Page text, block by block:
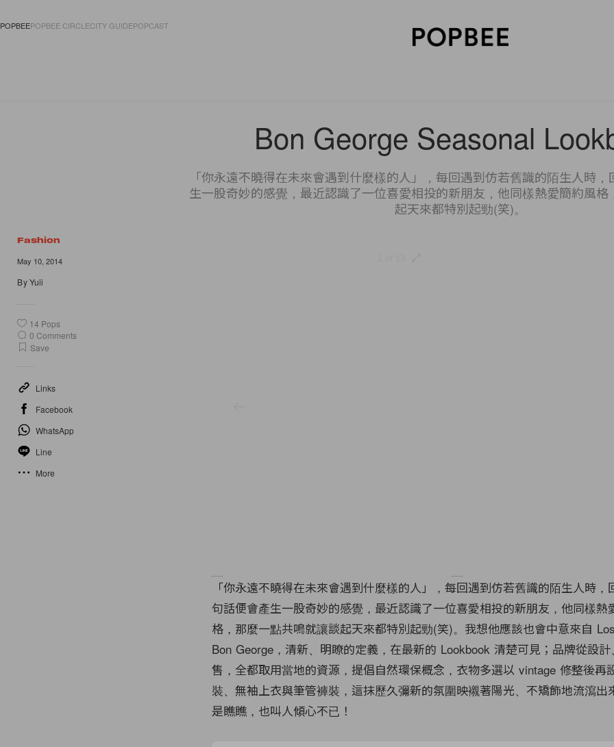
POPBEEPOPBEE CIRCLECITY GUIDEPOPCAST
Bon George Seasonal
「你永遠不曉得在未來會遇到什麼樣的人」，每回遇到仿若舊識的陌生人時
生一股奇妙的感覺，最近認識了一位喜愛相投的新朋友，他同樣熱愛簡約風
起天來都特別起勁(笑)。
Fashion
May 10, 2014
ByYuii
14 Pops
0 Comments
Save
Links
Facebook
WhatsApp
Line
More
「你永遠不曉得在未來會遇到什麼樣的人」，每回遇到仿若舊識的陌生人時，
句話便會產生一股奇妙的感覺，最近認識了一位喜愛相投的新朋友，他同樣熱
格，那麼一點共鳴就讓談起天來都特別起勁(笑)。我想他應該也會中意來自
Bon George，清新、明瞭的定義，在最新的 Lookbook 清楚可見；品牌從設
售，全都取用當地的資源，提倡自然環保概念，衣物多選以 vintage 修整後再
裝、無袖上衣與筆管褲裝，這抹歷久彌新的氛圍映襯著陽光、不矯飾地流瀉出
是瞧瞧，也叫人傾心不已！